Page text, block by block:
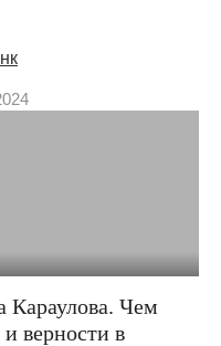
Чем
верности в